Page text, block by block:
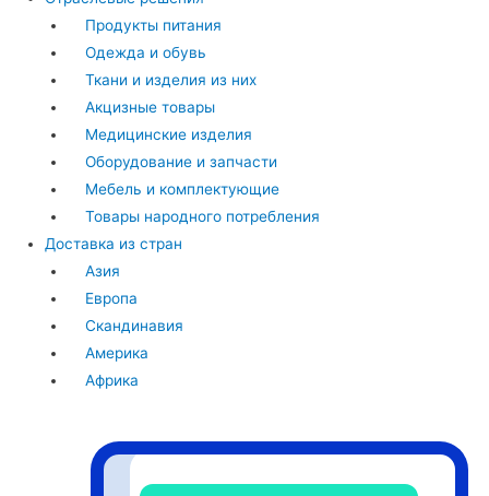
Продукты питания
Одежда и обувь
Ткани и изделия из них
Акцизные товары
Медицинские изделия
Оборудование и запчасти
Мебель и комплектующие
Товары народного потребления
Доставка из стран
Азия
Европа
Скандинавия
Америка
Африка